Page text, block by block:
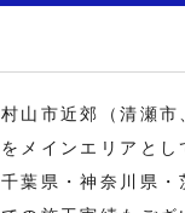
山市近郊（清瀬市
メインエリアとし
葉県・神奈川県・